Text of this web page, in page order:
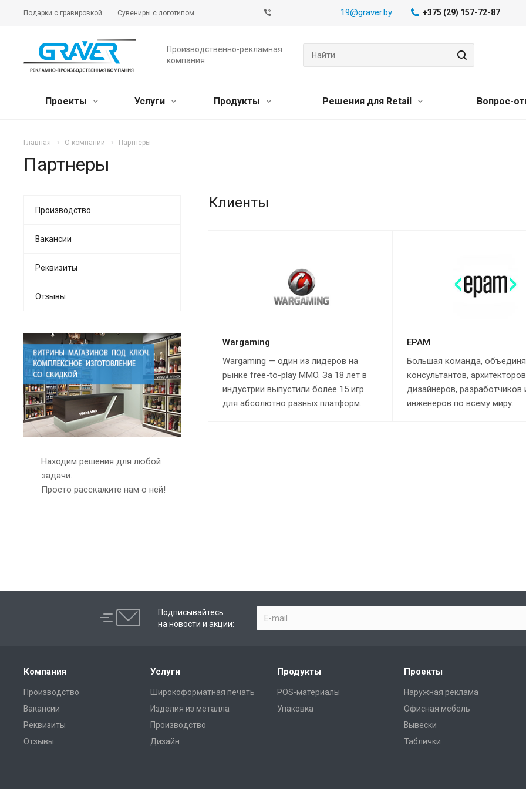
Подарки с гравировкой Сувениры с логотипом 19@graver.by +375 (29) 157-72-87
Производственно-рекламная
компания
Проекты Услуги Продукты Решения для Retail Вопрос-
Главная О компании Партнеры
Партнеры
Клиенты
Wargaming
Wargaming — один из лидеров на
рынке free-to-play MMO. За 18 лет в
индустрии выпустили более 15 игр
для абсолютно разных платформ.
EPAM
Большая команда,
консультантов,
дизайнеров, разработчиков
инженеров по всему миру.
Производство
Вакансии
Реквизиты
Отзывы
Находим решения для любой
задачи.
Просто расскажите нам о ней!
Подписывайтесь
на новости и акции:
Компания
Производство
Вакансии
Реквизиты
Отзывы
Услуги
Широкоформатная печать
Изделия из металла
Производство
Дизайн
Продукты
POS-материалы
Упаковка
Проекты
Наружная реклама
Офисная мебель
Вывески
Таблички